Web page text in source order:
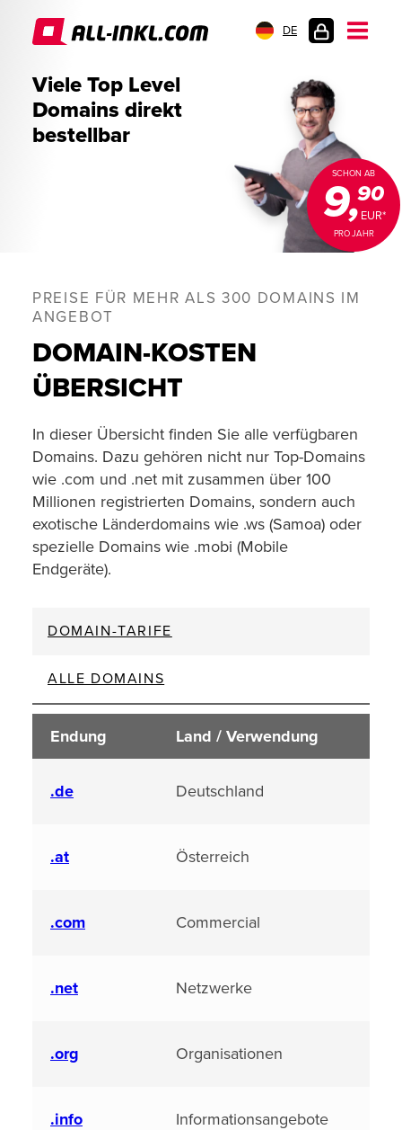
DE
Viele Top Level
Domains direkt
bestellbar
SCHON AB
9,EUR*
90
PRO JAHR
PREISE FÜR MEHR ALS 300 DOMAINS IM
ANGEBOT
DOMAIN-KOSTEN
ÜBERSICHT
In dieser Übersicht finden Sie alle verfügbaren
Domains. Dazu gehören nicht nur Top-Domains
wie .com und .net mit zusammen über 100
Millionen registrierten Domains, sondern auch
exotische Länderdomains wie .ws (Samoa) oder
spezielle Domains wie .mobi (Mobile
Endgeräte).
DOMAIN-TARIFE
ALLE DOMAINS
Endung Land / Verwendung
.de Deutschland
.at Österreich
.com Commercial
.net Netzwerke
.org Organisationen
.info Informationsangebote